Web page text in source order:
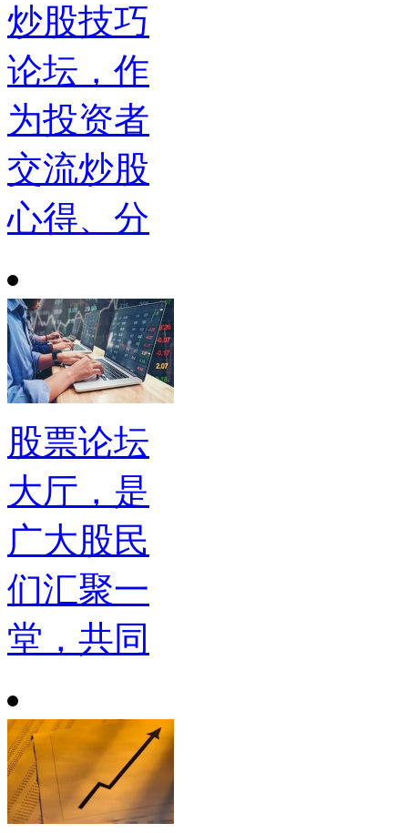
炒股技巧
论坛，作
为投资者
交流炒股
心得、分
股票论坛
大厅，是
广大股民
们汇聚一
堂，共同